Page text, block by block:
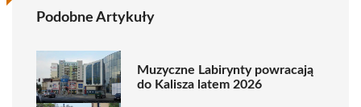
Podobne Artykuły
Muzyczne Labirynty powracają
do Kalisza latem 2026